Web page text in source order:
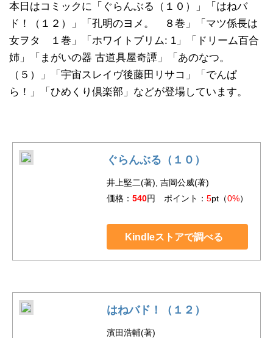
本日はコミックに「ぐらんぶる（１０）」「はねバ
ド！（１２）」「孔明のヨメ。 ８巻」「マツ係長は
女ヲタ １巻」「ホワイトブリム: 1」「ドリーム百合
姉」「まがいの器 古道具屋奇譚」「あのなつ。
（５）」「宇宙スレイヴ後藤田リサコ」「でんぱ
ら！」「ひめくり倶楽部」などが登場しています。
ぐらんぶる（１０）
井上堅二(著), 吉岡公威(著)
価格： 540円 ポイント： 5pt（0%）
Kindleストアで調べる
はねバド！（１２）
濱田浩輔(著)